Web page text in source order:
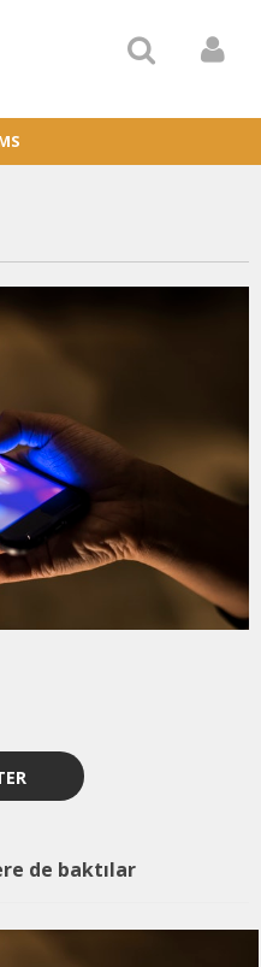
de baktılar